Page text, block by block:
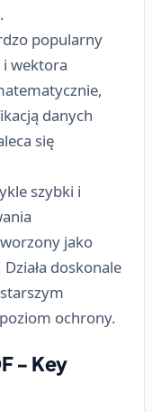
popularny
i wektora
danych
się
szybki i
jako
doskonale
ochrony.
- Key